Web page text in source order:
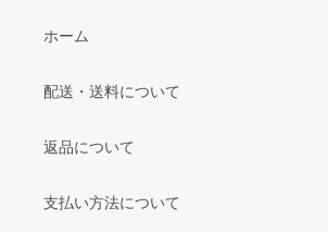
ホーム
配送・送料について
返品について
支払い方法について